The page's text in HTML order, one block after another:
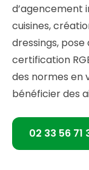
d’agencement
cuisines,
dressings,
certification
des normes en
bénéficier des
02 33 56 71